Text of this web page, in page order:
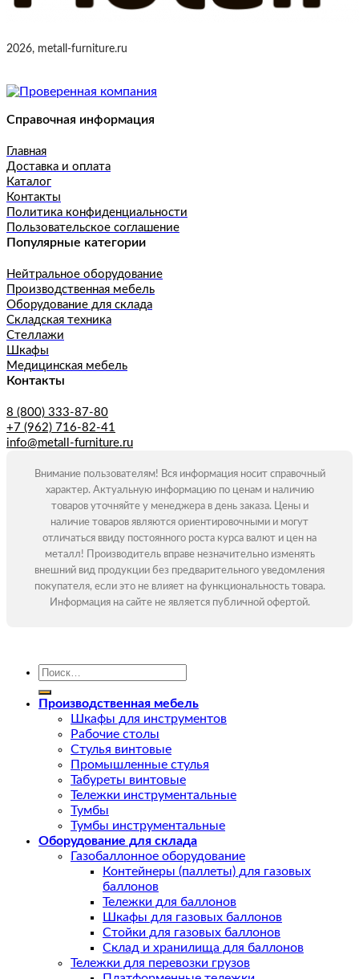
2026, metall-furniture.ru
Справочная информация
Главная
Доставка и оплата
Каталог
Контакты
Политика конфиденциальности
Пользовательское соглашение
Популярные категории
Нейтральное оборудование
Производственная мебель
Оборудование для склада
Складская техника
Стеллажи
Шкафы
Медицинская мебель
Контакты
8 (800) 333-87-80
+7 (962) 716-82-41
info@metall-furniture.ru
Внимание пользователям! Вся информация носит справочный
характер. Актуальную информацию по ценам и наличию
товаров уточняйте у менеджера в день заказа. Цены и
наличие товаров являются ориентировочными и могут
отличаться ввиду постоянного роста курса валют и цен на
металл! Производитель вправе незначительно изменять
внешний вид продукции без предварительного уведомления
покупателя, если это не влияет на функциональность товара.
Информация на сайте не является публичной офертой.
Искать:
Производственная мебель
Шкафы для инструментов
Рабочие столы
Стулья винтовые
Промышленные стулья
Табуреты винтовые
Тележки инструментальные
Тумбы
Тумбы инструментальные
Оборудование для склада
Газобаллонное оборудование
Контейнеры (паллеты) для газовых
баллонов
Тележки для баллонов
Шкафы для газовых баллонов
Стойки для газовых баллонов
Склад и хранилища для баллонов
Тележки для перевозки грузов